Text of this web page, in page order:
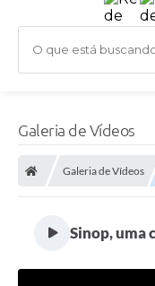
O que está
Galeria de Vídeos
Galeria de Vídeos
Sinop, uma